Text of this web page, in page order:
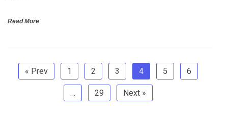
Read More
« Prev 1 2 3 4 5 6
… 29 Next »